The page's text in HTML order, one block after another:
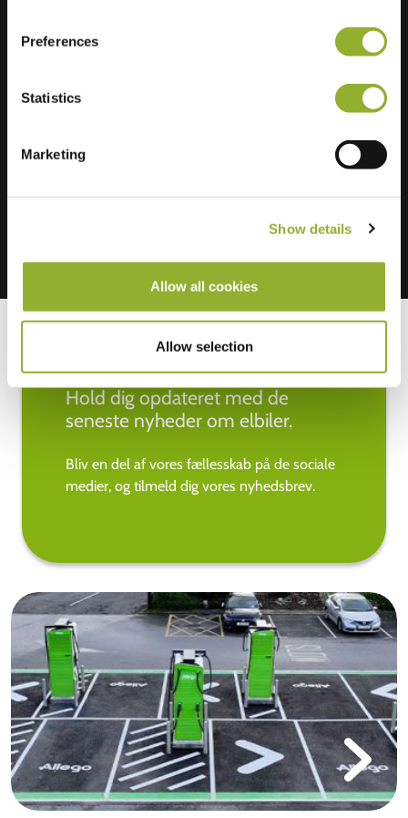
Preferences
Statistics
Marketing
Show details
Allow all cookies
Allow selection
Ekstra information
Hold dig opdateret med de
seneste nyheder om elbiler.
Bliv en del af vores fællesskab på de sociale
medier, og tilmeld dig vores nyhedsbrev.